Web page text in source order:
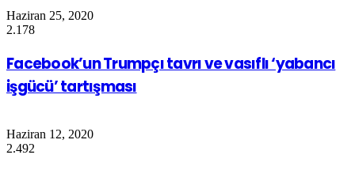
Haziran 25, 2020
2.178
Facebook’un Trumpçı tavrı ve vasıflı ‘yabancı
işgücü’ tartışması
Haziran 12, 2020
2.492